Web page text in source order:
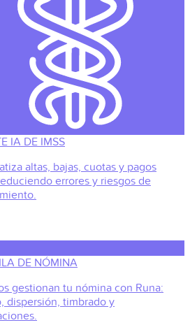
IA DE IMSS
altas, bajas, cuotas y pagos
errores y riesgos de
DE NÓMINA
gestionan tu nómina con Runa:
dispersión, timbrado y